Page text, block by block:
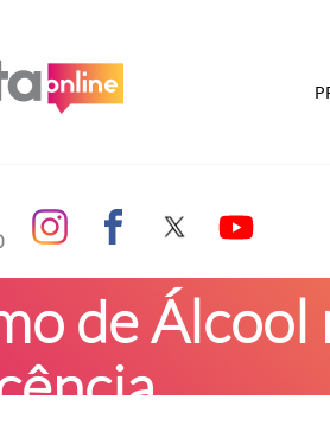
de Álcool